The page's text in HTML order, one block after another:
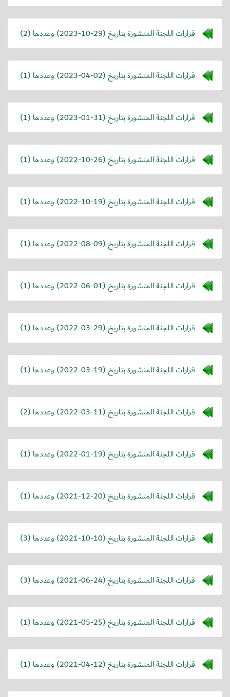
قرارات اللجنة المنشورة بتاريخ (2023-10-29) وعددها (2)
قرارات اللجنة المنشورة بتاريخ (2023-04-02) وعددها (1)
قرارات اللجنة المنشورة بتاريخ (2023-01-31) وعددها (1)
قرارات اللجنة المنشورة بتاريخ (2022-10-26) وعددها (1)
قرارات اللجنة المنشورة بتاريخ (2022-10-19) وعددها (1)
قرارات اللجنة المنشورة بتاريخ (2022-08-09) وعددها (1)
قرارات اللجنة المنشورة بتاريخ (2022-06-01) وعددها (1)
قرارات اللجنة المنشورة بتاريخ (2022-03-29) وعددها (1)
قرارات اللجنة المنشورة بتاريخ (2022-03-19) وعددها (1)
قرارات اللجنة المنشورة بتاريخ (2022-03-11) وعددها (2)
قرارات اللجنة المنشورة بتاريخ (2022-01-19) وعددها (1)
قرارات اللجنة المنشورة بتاريخ (2021-12-20) وعددها (1)
قرارات اللجنة المنشورة بتاريخ (2021-10-10) وعددها (3)
قرارات اللجنة المنشورة بتاريخ (2021-06-24) وعددها (3)
قرارات اللجنة المنشورة بتاريخ (2021-05-25) وعددها (1)
قرارات اللجنة المنشورة بتاريخ (2021-04-12) وعددها (1)